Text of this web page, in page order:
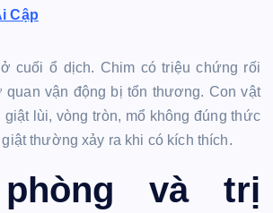
Cập
cuối ổ dịch. Chim có triệu chứng rối
quan vận động bị tổn thương. Con vật
lùi, vòng tròn, mổ không đúng thức
thường xảy ra khi có kích thích.
và trị